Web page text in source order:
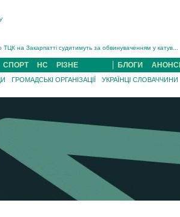
ТЦК на Закарпатті судитимуть за обвинуваченням у катув...
із полеглим на війні з росією захисником
із захисником Богданом Югасом, який два
захисника із Нанкова на Хустщині Юліана Гербея (ФОТО)[/
з Виноградова Ігнат Роздяловський (ФОТО)...
військовий із Чинадійова на Мукачівщині �...
СПОРТ НС РІЗНЕ БЛОГИ
ГРОМАДСЬКІ ОРГАНІЗАЦІЇ УКРАЇНЦІ СЛОВАЧЧИНИ